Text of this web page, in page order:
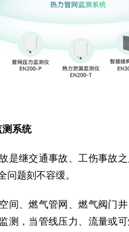
测系统
是继交通事故、工伤事故之
问题刻不容缓。
间、燃气管网、燃气阀门
测，当管线压力、流量或